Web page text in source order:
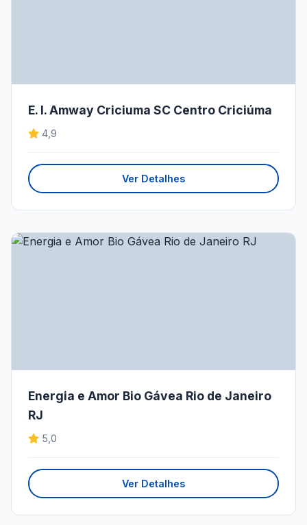
E. I. Amway Criciuma SC Centro Criciúma
4,9
Ver Detalhes
Energia e Amor Bio Gávea Rio de Janeiro
RJ
5,0
Ver Detalhes